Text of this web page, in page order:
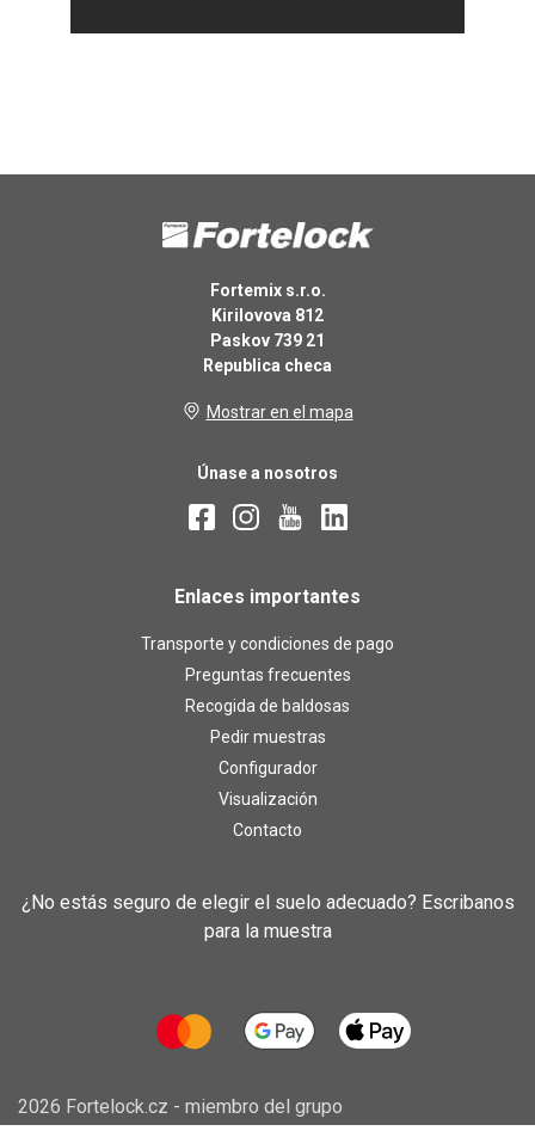
Fortemix s.r.o.
Kirilovova 812
Paskov 739 21
Republica checa
Mostrar en el mapa
Únase a nosotros
Enlaces importantes
Transporte y condiciones de pago
Preguntas frecuentes
Recogida de baldosas
Pedir muestras
Configurador
Visualización
Contacto
¿No estás seguro de elegir el suelo adecuado? Escribanos
para la muestra
2026 Fortelock.cz - miembro del grupo